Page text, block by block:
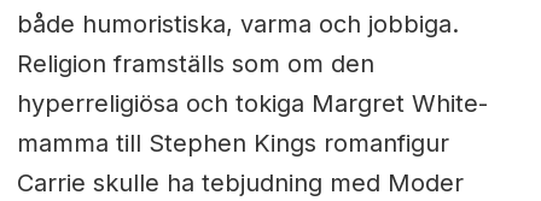
både humoristiska, varma och jobbiga.
Religion framställs som om den
hyperreligiösa och tokiga Margret White-
mamma till Stephen Kings romanfigur
Carrie skulle ha tebjudning med Moder